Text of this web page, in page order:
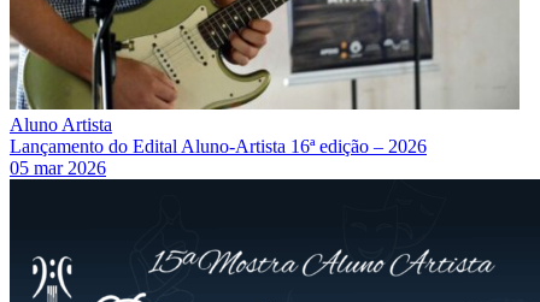
Aluno Artista
Lançamento do Edital Aluno-Artista 16ª edição – 2026
05 mar 2026